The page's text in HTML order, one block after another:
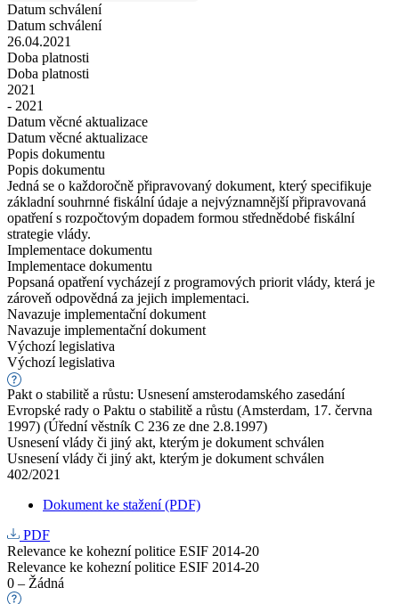
Datum schválení
Datum schválení
26.04.2021
Doba platnosti
Doba platnosti
2021
- 2021
Datum věcné aktualizace
Datum věcné aktualizace
Popis dokumentu
Popis dokumentu
Jedná se o každoročně připravovaný dokument, který specifikuje
základní souhrnné fiskální údaje a nejvýznamnější připravovaná
opatření s rozpočtovým dopadem formou střednědobé fiskální
strategie vlády.
Implementace dokumentu
Implementace dokumentu
Popsaná opatření vycházejí z programových priorit vlády, která je
zároveň odpovědná za jejich implementaci.
Navazuje implementační dokument
Navazuje implementační dokument
Výchozí legislativa
Výchozí legislativa
Pakt o stabilitě a růstu: Usnesení amsterodamského zasedání
Evropské rady o Paktu o stabilitě a růstu (Amsterdam, 17. června
1997) (Úřední věstník C 236 ze dne 2.8.1997)
Usnesení vlády či jiný akt, kterým je dokument schválen
Usnesení vlády či jiný akt, kterým je dokument schválen
402/2021
Dokument ke stažení (PDF)
PDF
Relevance ke kohezní politice ESIF 2014-20
Relevance ke kohezní politice ESIF 2014-20
0 – Žádná